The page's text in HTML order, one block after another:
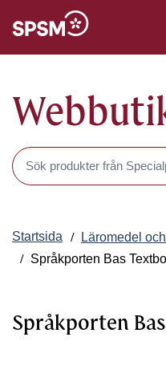
Sök produkter i
Startsida
Läromedel
Språkporten Bas
Språkporten